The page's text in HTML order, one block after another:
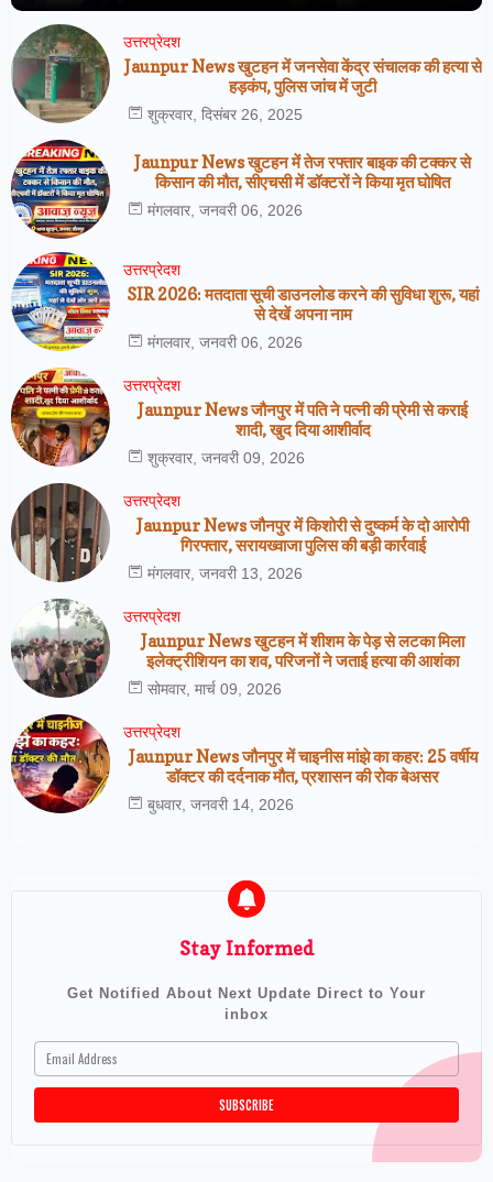
उत्तरप्रेदश
Jaunpur News खुटहन में जनसेवा केंद्र संचालक की हत्या से
हड़कंप, पुलिस जांच में जुटी
शुक्रवार, दिसंबर 26, 2025
Jaunpur News खुटहन में तेज रफ्तार बाइक की टक्कर से
किसान की मौत, सीएचसी में डॉक्टरों ने किया मृत घोषित
मंगलवार, जनवरी 06, 2026
उत्तरप्रेदश
SIR 2026: मतदाता सूची डाउनलोड करने की सुविधा शुरू, यहां
से देखें अपना नाम
मंगलवार, जनवरी 06, 2026
उत्तरप्रेदश
Jaunpur News जौनपुर में पति ने पत्नी की प्रेमी से कराई
शादी, खुद दिया आशीर्वाद
शुक्रवार, जनवरी 09, 2026
उत्तरप्रेदश
Jaunpur News जौनपुर में किशोरी से दुष्कर्म के दो आरोपी
गिरफ्तार, सरायख्वाजा पुलिस की बड़ी कार्रवाई
मंगलवार, जनवरी 13, 2026
उत्तरप्रेदश
Jaunpur News खुटहन में शीशम के पेड़ से लटका मिला
इलेक्ट्रीशियन का शव, परिजनों ने जताई हत्या की आशंका
सोमवार, मार्च 09, 2026
उत्तरप्रेदश
Jaunpur News जौनपुर में चाइनीस मांझे का कहर: 25 वर्षीय
डॉक्टर की दर्दनाक मौत, प्रशासन की रोक बेअसर
बुधवार, जनवरी 14, 2026
Stay Informed
Get Notified About Next Update Direct to Your
inbox